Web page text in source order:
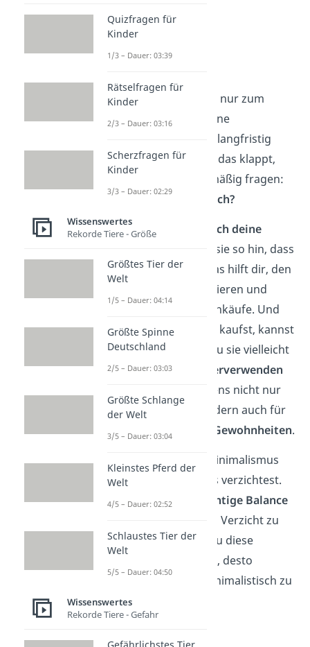
Wie wirst du
Minimalist?
Minimalismus ist nicht nur zum
Ausmisten, sondern eine
, die dich langfristig
begleiten kann. Damit das klappt,
solltest du dich regelmäßig fragen:
Brauche ich das wirklich?
Ein einfacher Tipp:
Mach deine
. Stell sie so hin, dass
du sie im Blick hast. Das hilft dir, den
Überblick nicht zu verlieren und
vermeidet unnötige Einkäufe. Und
bevor du etwas Neues kaufst, kannst
du dir überlegen, ob du sie vielleicht
reparieren oder wiederverwenden
kannst. Das gilt übrigens nicht nur
für Gegenstände, sondern auch für
Verpflichtungen und Gewohnheiten.
Grundsätzlich heißt Minimalismus
nicht, dass du auf alles verzichtest.
Es geht darum, die
richtige Balance
zwischen Konsum und Verzicht zu
finden. Je bewusster du diese
Entscheidungen triffst, desto
leichter
fällt es dir, minimalistisch zu
leben.
Quizfragen für
Kinder
1/3 – Dauer: 03:39
Rätselfragen für
Kinder
2/3 – Dauer: 03:16
Scherzfragen für
Kinder
3/3 – Dauer: 02:29
Wissenswertes
Rekorde Tiere - Größe
Größtes Tier der
Welt
1/5 – Dauer: 04:14
Größte Spinne
Deutschland
2/5 – Dauer: 03:03
Größte Schlange
der Welt
3/5 – Dauer: 03:04
Kleinstes Pferd der
Welt
4/5 – Dauer: 02:52
Schlaustes Tier der
Welt
5/5 – Dauer: 04:50
Wissenswertes
Rekorde Tiere - Gefahr
Gefährlichstes Tier